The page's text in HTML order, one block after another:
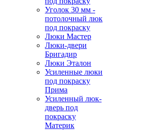
Уголок 30 мм -
потолочный люк
под покраску
Люки Мастер
Люки-двери
Бригадир
Люки Эталон
Усиленные люки
под покраску
Прима
Усиленный люк-
дверь под
покраску
Материк